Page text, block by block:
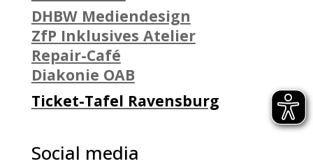
DHBW Mediendesign
ZfP Inklusives Atelier
Repair-Café
Diakonie OAB
Ticket-Tafel Ravensburg
Social media